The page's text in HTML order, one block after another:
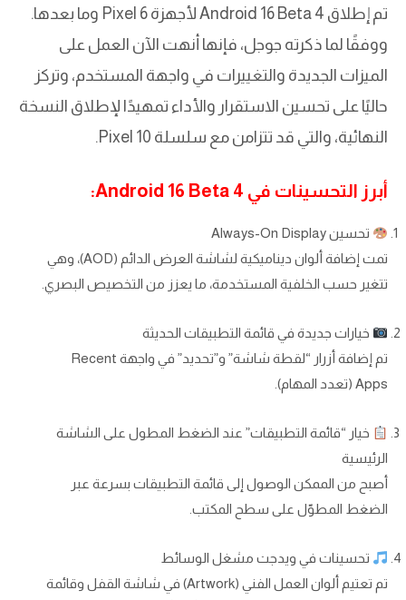
تم إطلاق Android 16 Beta 4 لأجهزة Pixel 6 وما بعدها.
ووفقًا لما ذكرته جوجل، فإنها أنهت الآن العمل على
الميزات الجديدة والتغييرات في واجهة المستخدم، وتركز
حاليًا على تحسين الاستقرار والأداء تمهيدًا لإطلاق النسخة
النهائية، والتي قد تتزامن مع سلسلة Pixel 10.
أبرز التحسينات في Android 16 Beta 4:
تحسين Always-On Display
تمت إضافة ألوان ديناميكية لشاشة العرض الدائم (AOD)، وهي
تتغير حسب الخلفية المستخدمة، ما يعزز من التخصيص البصري.
خيارات جديدة في قائمة التطبيقات الحديثة
تم إضافة أزرار “لقطة شاشة” و”تحديد” في واجهة Recent
Apps (تعدد المهام).
خيار “قائمة التطبيقات” عند الضغط المطول على الشاشة
الرئيسية
أصبح من الممكن الوصول إلى قائمة التطبيقات بسرعة عبر
الضغط المطوّل على سطح المكتب.
تحسينات في ويدجت مشغل الوسائط
تم تعتيم ألوان العمل الفني (Artwork) في شاشة القفل وقائمة